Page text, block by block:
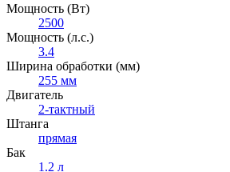
Мощность (Вт)
2500
Мощность (л.с.)
3.4
Ширина обработки (мм)
255 мм
Двигатель
2-тактный
Штанга
прямая
Бак
1.2 л